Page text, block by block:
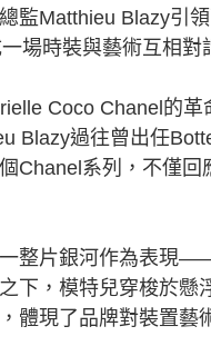
監Matthieu Blazy引
場時裝與藝術互相對
Coco Chanel的革
Blazy過往曾出任
Chanel系列，不僅
片銀河作為表現
下，模特兒穿梭於
體現了品牌對裝置